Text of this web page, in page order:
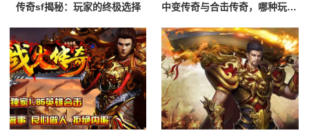
传奇sf揭秘：玩家的终极选择 中变传奇与合击传奇，哪种玩法更适合你？